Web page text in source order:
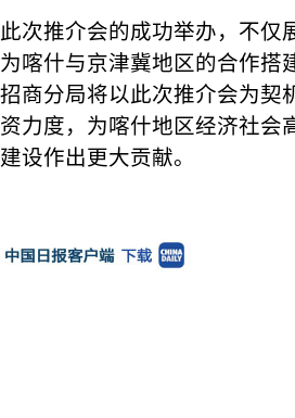
此次推介会的成功举办，不仅
为喀什与京津冀地区的合作搭
招商分局将以此次推介会为契
资力度，为喀什地区经济社会
建设作出更大贡献。